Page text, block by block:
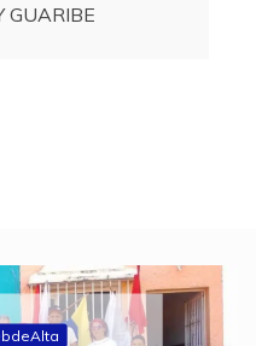
GUARIBE
WebdeAlta